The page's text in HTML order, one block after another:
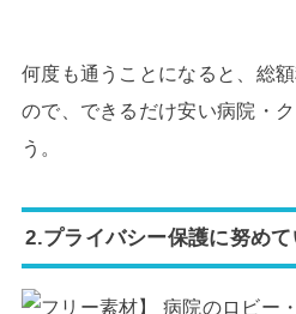
何度も通うことになると、総
ので、できるだけ安い病院・
う。
2.プライバシー保護に努め